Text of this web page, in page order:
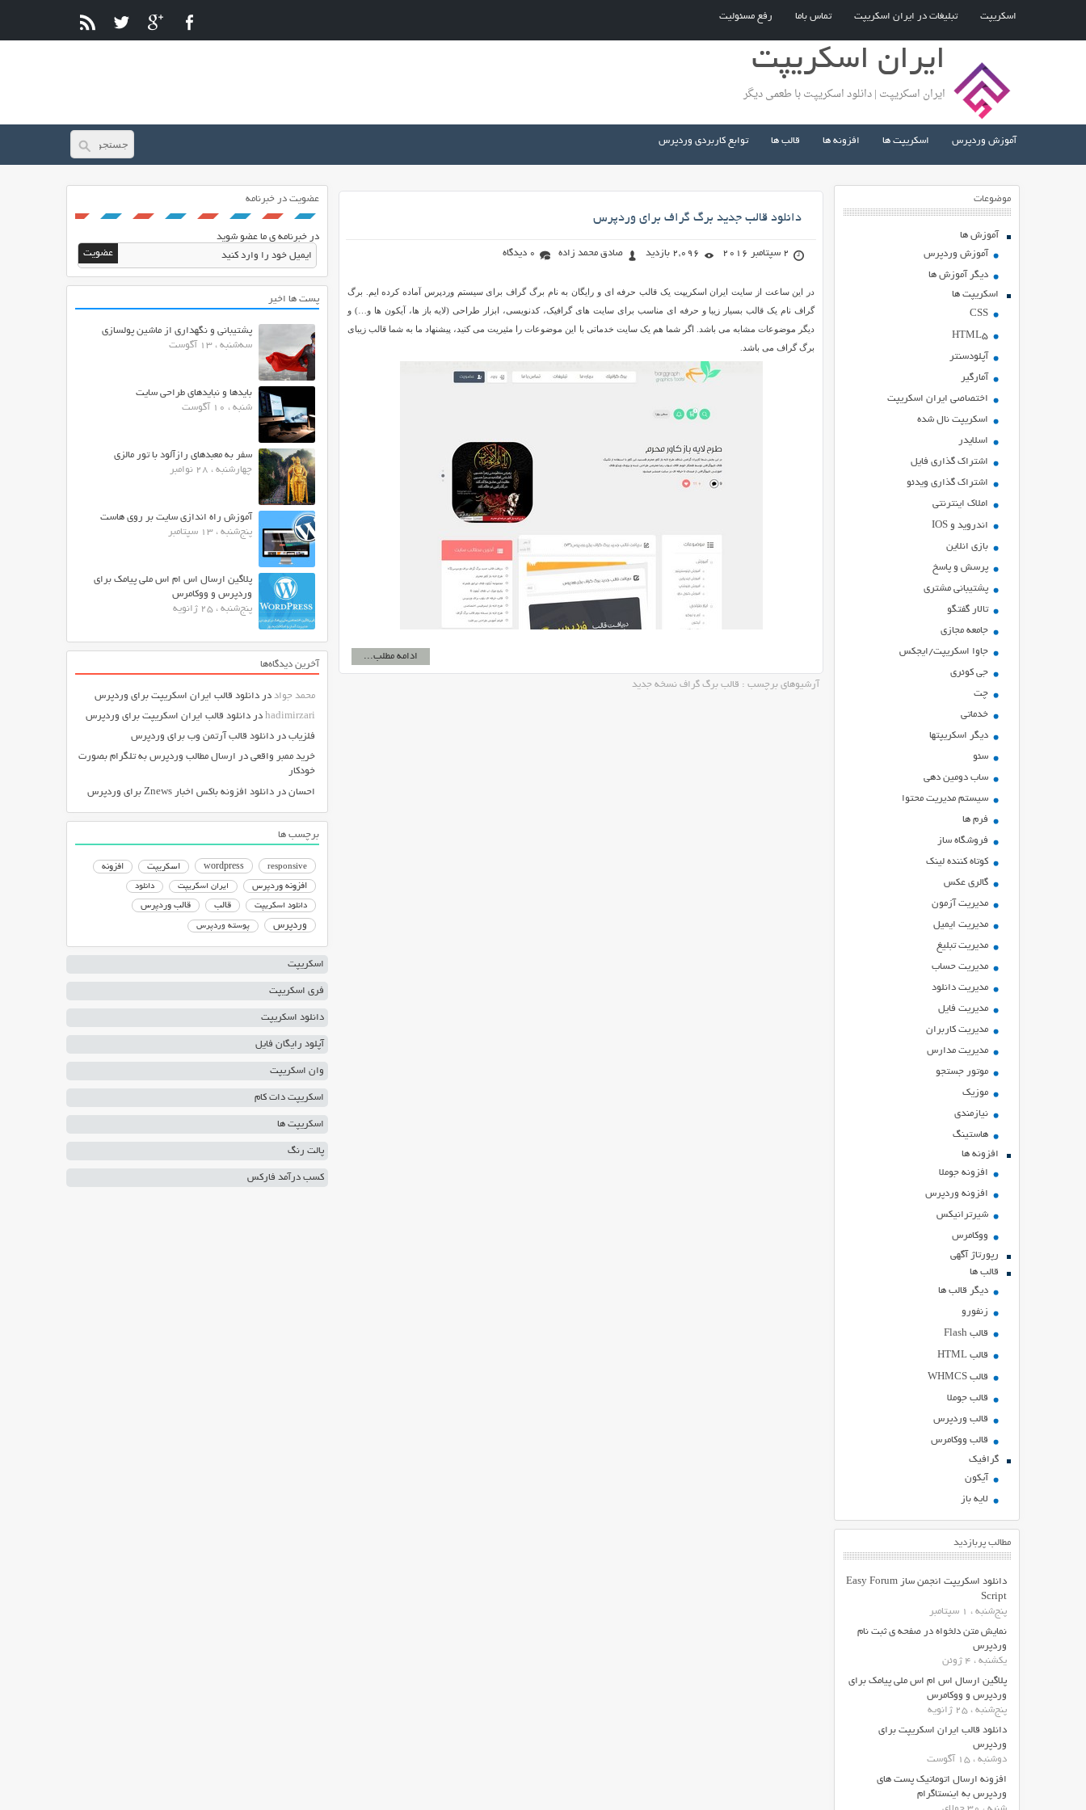
اسکریپت تبلیغات در ایران اسکریپت تماس باما رفع مسئولیت
ایران اسکریپت
ایران اسکریپت | دانلود اسکریپت با طعمی دیگر
آموزش وردپرس اسکریپت ها افزونه ها قالب ها توابع کاربردی وردپرس
موضوعات
آموزش ها
آموزش وردپرس
دیگر آموزش ها
اسکریپت ها
CSS
HTML5
آپلودسنتر
آمارگیر
اختصاصی ایران اسکریپت
اسکریپت نال شده
اسلایدر
اشتراك گذاري فايل
اشتراک گذاری ویدئو
املاک اینترنتی
اندروید و IOS
بازي انلاين
پرسش و پاسخ
پشتیبانی مشتری
تالار گفتگو
جامعه مجازی
جاوا اسکریپت/ایجکس
جی کوئری
چت
خدماتی
ديگر اسكريپتها
سئو
ساب دومین دهی
سیستم مدیریت محتوا
فرم ها
فروشگاه ساز
کوتاه کننده لینک
گالری عکس
مدیریت آزمون
مدیریت ایمیل
مدیریت تبلیغ
مدیریت حساب
مدیریت دانلود
مدیریت فایل
مدیریت کاربران
مدیریت مدارس
موتور جستجو
موزیک
نیازمندی
هاستينگ
افزونه ها
افزونه جوملا
افزونه وردپرس
شیرترانیکس
ووکامرس
رپورتاژ آگهی
قالب ها
دیگر قالب ها
زنفورو
قالب Flash
قالب HTML
قالب WHMCS
قالب جوملا
قالب وردپرس
قالب ووکامرس
گرافیک
آیکون
لایه باز
مطالب پربازدید
دانلود اسکریپت انجمن ساز Easy Forum
Script
پنج‌شنبه ، 1 سپتامبر
نمایش متن دلخواه در صفحه ی ثبت نام
وردپرس
یکشنبه ، 4 ژوئن
پلاگین ارسال اس ام اس ملی پیامک برای
وردپرس و ووکامرس
پنج‌شنبه ، 25 ژانویه
دانلود قالب ایران اسکریپت برای
وردپرس
دوشنبه ، 15 آگوست
افزونه ارسال اتوماتیک پست های
وردپرس به اینستاگرام
دانلود قالب جدید برگ گراف برای وردپرس
2 سپتامبر 2016 2,096 بازدید صادق محمد زاده 0 دیدگاه
در این ساعت از سایت ایران اسکریپت یک قالب حرفه ای و رایگان به نام برگ گراف برای سیستم وردپرس آماده کرده ایم. برگ
گراف نام یک قالب بسیار زیبا و حرفه ای مناسب برای سایت های گرافیک، کدنویسی، ابزار طراحی (لایه باز ها، آیکون ها و…) و
دیگر موضوعات مشابه می باشد. اگر شما هم یک سایت خدماتی با این موضوعات را مئیریت می کنید، پیشنهاد ما به شما قالب زیبای
برگ گراف می باشد.
ادامه مطلب...
آرشیوهای برچسب : قالب برگ گراف نسخه جدید
عضویت در خبرنامه
در خبرنامه ی ما عضو شوید
پست ها اخیر
پشتیبانی و نگهداری از ماشین پولسازی
سه‌شنبه ، 13 آگوست
بایدها و نبایدهای طراحی سایت
شنبه ، 10 آگوست
سفر به معبدهای رازآلود با تور مالزی
چهارشنبه ، 28 نوامبر
آموزش راه اندازی سایت بر روی هاست
پنج‌شنبه ، 13 سپتامبر
پلاگین ارسال اس ام اس ملی پیامک برای
وردپرس و ووکامرس
پنج‌شنبه ، 25 ژانویه
آخرین دیدگاه‌ها
محمد جواد در دانلود قالب ایران اسکریپت برای وردپرس
hadimirzari در دانلود قالب ایران اسکریپت برای وردپرس
فلزیاب در دانلود قالب آرتمن وب برای وردپرس
خرید ممبر واقعی در ارسال مطالب وردپرس به تلگرام بصورت
خودکار
احسان در دانلود افزونه باکس اخبار Znews برای وردپرس
برچسب ها
responsive
wordpress اسکریپت
افزونه
افزونه وردپرس
ایران اسکریپت دانلود
دانلود اسکریپت قالب قالب وردپرس
وردپرس پوسته وردپرس
اسکریپت
فری اسکریپت
دانلود اسکریپت
آپلود رایگان فایل
وان اسکریپت
اسکریپت دات کام
اسکریپت ها
پالت رنگ
کسب درآمد فارکس